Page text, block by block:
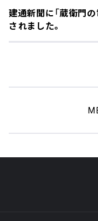
建通新聞に「蔵衛門
されました。